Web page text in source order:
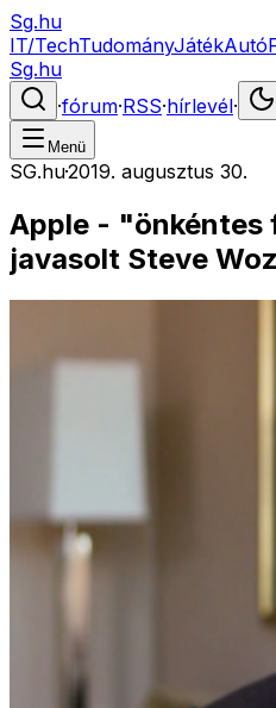
Sg.hu
IT/TechTudományJátékAutó
Sg.hu
·fórum·RSS·hírlevél·
Menü
SG.hu·2019. augusztus 30.
Apple - "önkéntes
javasolt Steve